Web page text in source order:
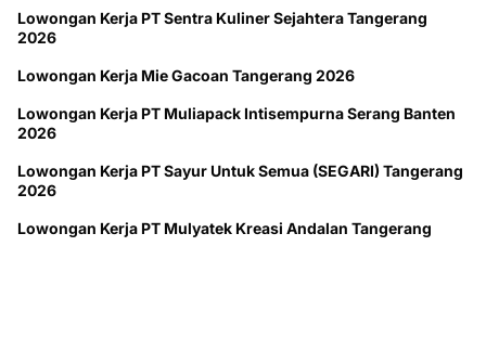
Lowongan Kerja PT Sentra Kuliner Sejahtera Tangerang
2026
Lowongan Kerja Mie Gacoan Tangerang 2026
Lowongan Kerja PT Muliapack Intisempurna Serang Banten
2026
Lowongan Kerja PT Sayur Untuk Semua (SEGARI) Tangerang
2026
Lowongan Kerja PT Mulyatek Kreasi Andalan Tangerang